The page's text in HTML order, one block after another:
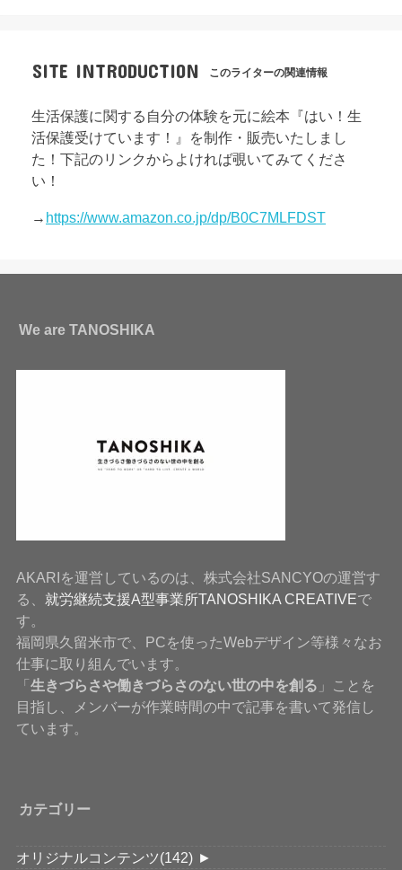
SITE INTRODUCTION このライターの関連情報
生活保護に関する自分の体験を元に絵本『はい！生
活保護受けています！』を制作・販売いたしまし
た！下記のリンクからよければ覗いてみてくださ
い！
→ https://www.amazon.co.jp/dp/B0C7MLFDST
We are TANOSHIKA
AKARIを運営しているのは、株式会社SANCYOの運営す
る、 就労継続支援A型事業所TANOSHIKA CREATIVEで
す。
福岡県久留米市で、PCを使ったWebデザイン等様々なお
仕事に取り組んでいます。
「生きづらさや働きづらさのない世の中を創る 」ことを
目指し、メンバーが作業時間の中で記事を書いて発信し
ています。
カテゴリー
オリジナルコンテンツ(142) ►